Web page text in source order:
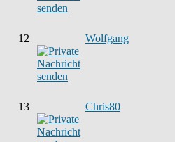
12 Wolfgang
13 Chris80